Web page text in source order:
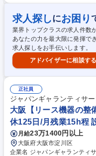
な裏方業務をお任せします。
観のチェック、部品の交換、
故障があれば修復作業も行い
業務は一切ありません。コツ
境です。 募集職種 愛知【リース機器の機械整備(複合機、PC等)】年休12
5日/月残業15h程
求人探しにお困り
業界トップクラスの求人件数
あなたの力を最大限に発揮で
求人探しをお手伝いします。
アドバイザーに相談する
正社員
ジャパンギャランティサ
大阪【リース機器の整
休125日/月残業15h程
月給23万1400円以上
大阪府大阪市淀川区
企業名 ジャパンギャランティサービス株式会社